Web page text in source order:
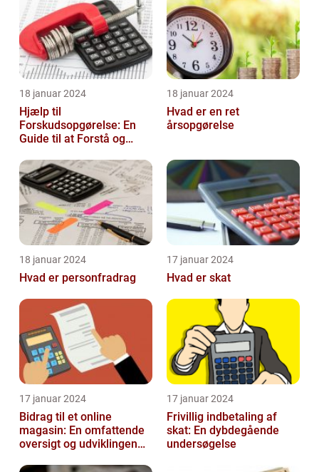
18 januar 2024
Hjælp til
Forskudsopgørelse: En
Guide til at Forstå og
18 januar 2024
Hvad er en ret
årsopgørelse
18 januar 2024
Hvad er personfradrag
17 januar 2024
Hvad er skat
17 januar 2024
Bidrag til et online
magasin: En omfattende
oversigt og udviklingen
17 januar 2024
Frivillig indbetaling af
skat: En dybdegående
undersøgelse